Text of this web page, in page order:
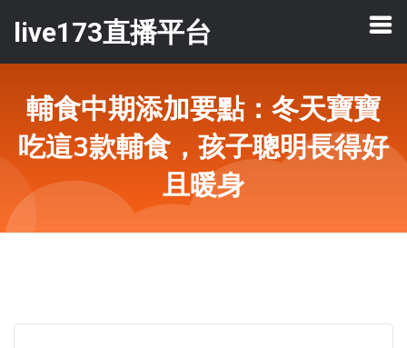
live173直播平台
輔食中期添加要點：冬天寶寶
吃這3款輔食，孩子聰明長得好
且暖身